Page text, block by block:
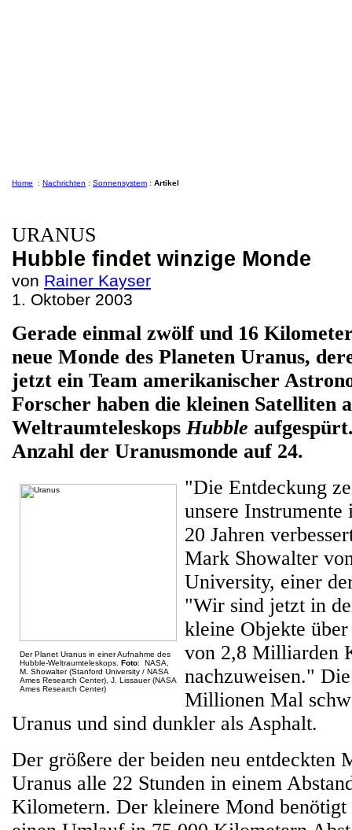
Home : Nachrichten : Sonnensystem : Artikel
URANUS
Hubble findet winzige Monde
von Rainer Kayser
1. Oktober 2003
Gerade einmal zwölf und 16
neue Monde des Planeten Uranus,
jetzt ein Team amerikanischer
Forscher haben die kleinen Satelliten
WeltraumteleskopsHubble
Anzahl der Uranusmonde auf 24.
Der Planet Uranus in einer Aufnahme des
Hubble-Weltraumteleskops. Foto: NASA,
M. Showalter (Stanford University / NASA
Ames Research Center), J. Lissauer (NASA
Ames Research Center)
"Die Entdeckung
unsere Instrumente
20 Jahren
Mark Showalter
University, einer
"Wir sind jetzt in
kleine Objekte
von 2,8 Milliarden
nachzuweisen."
Millionen Mal
Uranus und sind dunkler als Asphalt.
Der größere der beiden neu entdeckten
Uranus alle 22 Stunden in einem
Kilometern. Der kleinere Mond benötigt